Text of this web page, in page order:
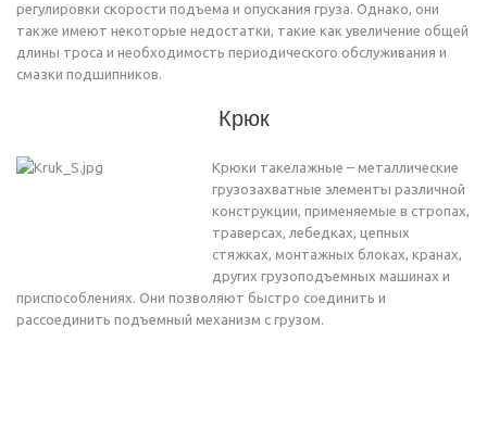
регулировки скорости подъема и опускания груза. Однако, они
также имеют некоторые недостатки, такие как увеличение общей
длины троса и необходимость периодического обслуживания и
смазки подшипников.
Крюк
Крюки такелажные – металлические
грузозахватные элементы различной
конструкции, применяемые в стропах,
траверсах, лебедках, цепных
стяжках, монтажных блоках, кранах,
других грузоподъемных машинах и
приспособлениях. Они позволяют быстро соединить и
рассоединить подъемный механизм с грузом.